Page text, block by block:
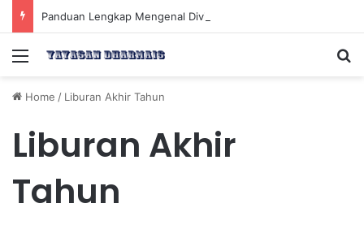
Menu
Home / Liburan Akhir Tahun
Liburan Akhir
Tahun